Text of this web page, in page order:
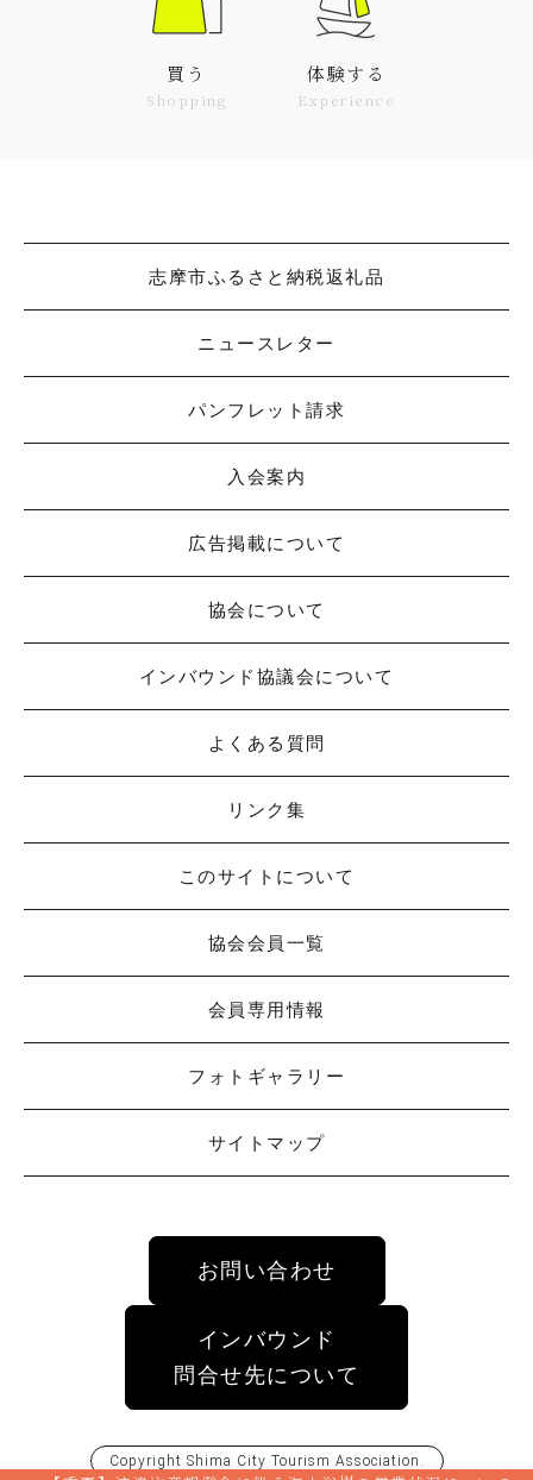
買う
Shopping
体験する
Experience
志摩市ふるさと納税返礼品
ニュースレター
パンフレット請求
入会案内
広告掲載について
協会について
インバウンド協議会について
よくある質問
リンク集
このサイトについて
協会会員一覧
会員専用情報
フォトギャラリー
サイトマップ
お問い合わせ
インバウンド
問合せ先について
Copyright Shima City Tourism Association .